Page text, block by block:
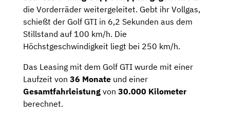
die Vorderräder weitergeleitet. Gebt ihr Vollgas,
schießt der Golf GTI in 6,2 Sekunden aus dem
Stillstand auf 100 km/h. Die
Höchstgeschwindigkeit liegt bei 250 km/h.
Das Leasing mit dem Golf GTI wurde mit einer
Laufzeit von 36 Monate und einer
Gesamtfahrleistung von 30.000 Kilometer
berechnet.